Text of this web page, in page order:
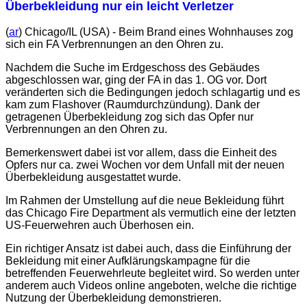
Überbekleidung nur ein leicht Verletzer
(ar) Chicago/IL (USA) - Beim Brand eines Wohnhauses zog
sich ein FA Verbrennungen an den Ohren zu.
Nachdem die Suche im Erdgeschoss des Gebäudes
abgeschlossen war, ging der FA in das 1. OG vor. Dort
veränderten sich die Bedingungen jedoch schlagartig und es
kam zum Flashover (Raumdurchzündung). Dank der
getragenen Überbekleidung zog sich das Opfer nur
Verbrennungen an den Ohren zu.
Bemerkenswert dabei ist vor allem, dass die Einheit des
Opfers nur ca. zwei Wochen vor dem Unfall mit der neuen
Überbekleidung ausgestattet wurde.
Im Rahmen der Umstellung auf die neue Bekleidung führt
das Chicago Fire Department als vermutlich eine der letzten
US-Feuerwehren auch Überhosen ein.
Ein richtiger Ansatz ist dabei auch, dass die Einführung der
Bekleidung mit einer Aufklärungskampagne für die
betreffenden Feuerwehrleute begleitet wird. So werden unter
anderem auch Videos online angeboten, welche die richtige
Nutzung der Überbekleidung demonstrieren.